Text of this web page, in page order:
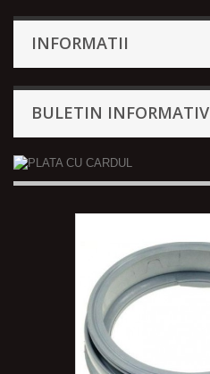
INFORMATII
BULETIN INFORMATIV